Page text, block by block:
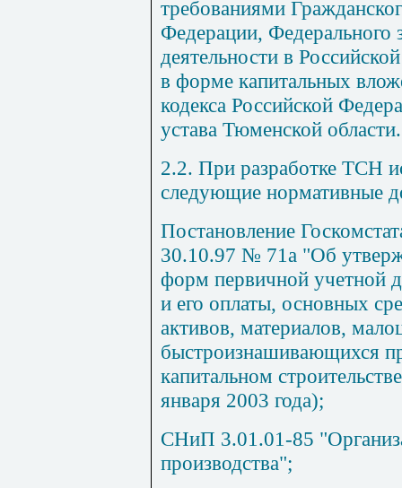
требованиями
Федерации, Федерального
деятельности в
в форме капитальных
кодекса Российской
устава Тюменской области.
2.2. При разработке ТСН
следующие нормативные
Постановление
30.10.97 № 71а "Об
форм первичной учетной
и его оплаты, основных
активов, материалов,
быстроизнашивающихся
капитальном
января 2003 года);
СНиП 3.01.01-85
производства";